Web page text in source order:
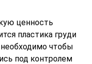
ценность
пластика груди
чтобы
под контролем